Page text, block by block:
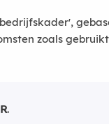
zoals
.